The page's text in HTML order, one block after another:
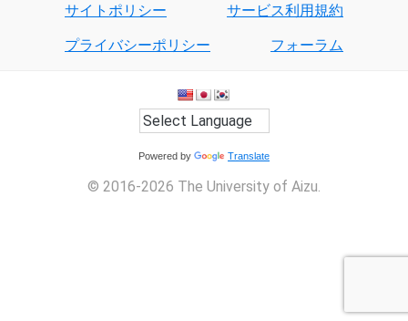
サイトポリシー サービス利用規約
プライバシーポリシー フォーラム
Powered by Translate
© 2016-2026 The University of Aizu.